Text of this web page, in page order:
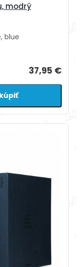
modrý
blue
37,95 €